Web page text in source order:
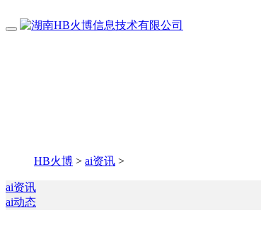
HB火博 > ai资讯 >
ai资讯
ai动态